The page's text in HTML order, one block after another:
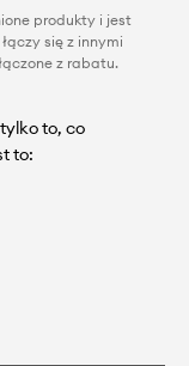
produkty i jest
się z innymi
z rabatu.
to, co
to: